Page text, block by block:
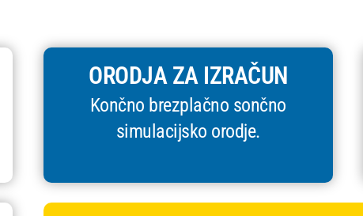
ORODJA ZA IZRAČUN
Končno brezplačno sončno
simulacijsko orodje.